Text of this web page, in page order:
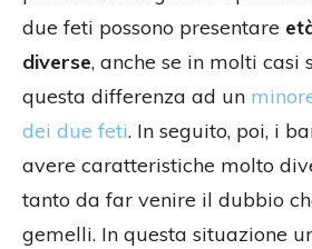
due feti possono presentare
diverse, anche se in molti casi
questa differenza ad un
dei due feti. In seguito, poi, i
avere caratteristiche molto
tanto da far venire il dubbio
gemelli. In questa situazione